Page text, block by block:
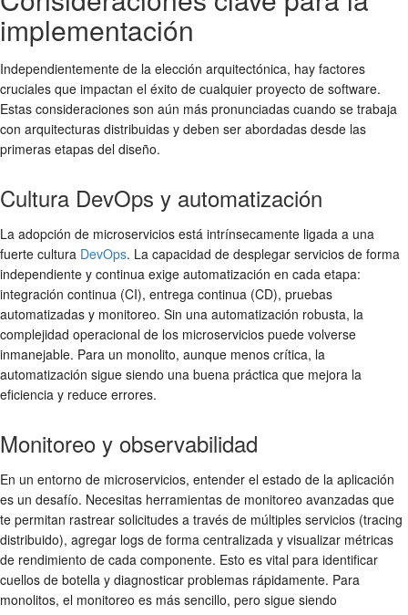
implementación
Independientemente de la elección arquitectónica, hay factores
cruciales que impactan el éxito de cualquier proyecto de software.
Estas consideraciones son aún más pronunciadas cuando se trabaja
con arquitecturas distribuidas y deben ser abordadas desde las
primeras etapas del diseño.
Cultura DevOps y automatización
La adopción de microservicios está intrínsecamente ligada a una
fuerte cultura DevOps. La capacidad de desplegar servicios de forma
independiente y continua exige automatización en cada etapa:
integración continua (CI), entrega continua (CD), pruebas
automatizadas y monitoreo. Sin una automatización robusta, la
complejidad operacional de los microservicios puede volverse
inmanejable. Para un monolito, aunque menos crítica, la
automatización sigue siendo una buena práctica que mejora la
eficiencia y reduce errores.
Monitoreo y observabilidad
En un entorno de microservicios, entender el estado de la aplicación
es un desafío. Necesitas herramientas de monitoreo avanzadas que
te permitan rastrear solicitudes a través de múltiples servicios (tracing
distribuido), agregar logs de forma centralizada y visualizar métricas
de rendimiento de cada componente. Esto es vital para identificar
cuellos de botella y diagnosticar problemas rápidamente. Para
monolitos, el monitoreo es más sencillo, pero sigue siendo